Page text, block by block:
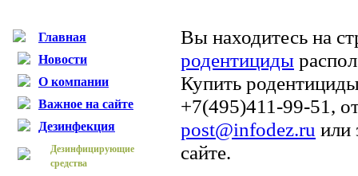
Главная
Новости
О компании
Важное на сайте
Дезинфекция
Дезинфицирующие
средства
Вы находитесь на
родентициды
Купить
+7(495)411-99-51,
post@infodez.ru или
сайте.